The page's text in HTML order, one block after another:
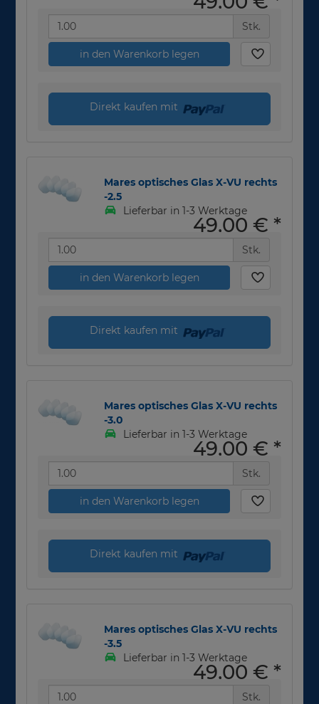
Stk.
in den Warenkorb legen
Direkt kaufen mit
Mares optisches Glas X-VU rechts
-2.5
Lieferbar in 1-3 Werktage
49,00 € *
Stk.
in den Warenkorb legen
Direkt kaufen mit
Mares optisches Glas X-VU rechts
-3.0
Lieferbar in 1-3 Werktage
49,00 € *
Stk.
in den Warenkorb legen
Direkt kaufen mit
Mares optisches Glas X-VU rechts
-3.5
Lieferbar in 1-3 Werktage
49,00 € *
Stk.